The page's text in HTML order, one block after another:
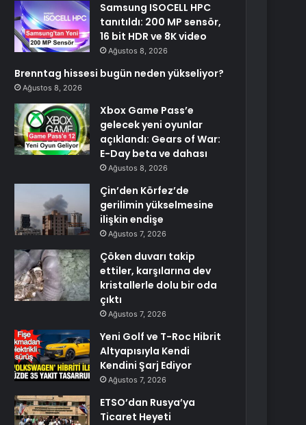
Samsung ISOCELL HPC
tanıtıldı: 200 MP sensör,
16 bit HDR ve 8K video
Ağustos 8, 2026
Brenntag hissesi bugün neden yükseliyor?
Ağustos 8, 2026
Xbox Game Pass’e
gelecek yeni oyunlar
açıklandı: Gears of War:
E-Day beta ve dahası
Ağustos 8, 2026
Çin’den Körfez’de
gerilimin yükselmesine
ilişkin endişe
Ağustos 7, 2026
Çöken duvarı takip
ettiler, karşılarına dev
kristallerle dolu bir oda
çıktı
Ağustos 7, 2026
Yeni Golf ve T-Roc Hibrit
Altyapısıyla Kendi
Kendini Şarj Ediyor
Ağustos 7, 2026
ETSO’dan Rusya’ya
Ticaret Heyeti